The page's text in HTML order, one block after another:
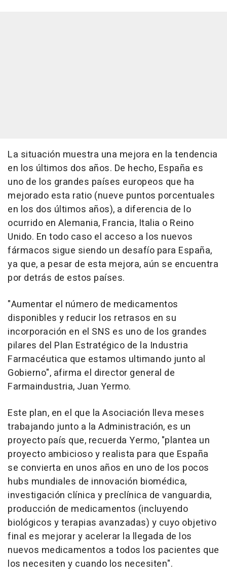
La situación muestra una mejora en la tendencia
en los últimos dos años. De hecho, España es
uno de los grandes países europeos que ha
mejorado esta ratio (nueve puntos porcentuales
en los dos últimos años), a diferencia de lo
ocurrido en Alemania, Francia, Italia o Reino
Unido. En todo caso el acceso a los nuevos
fármacos sigue siendo un desafío para España,
ya que, a pesar de esta mejora, aún se encuentra
por detrás de estos países.
"Aumentar el número de medicamentos
disponibles y reducir los retrasos en su
incorporación en el SNS es uno de los grandes
pilares del Plan Estratégico de la Industria
Farmacéutica que estamos ultimando junto al
Gobierno", afirma el director general de
Farmaindustria, Juan Yermo.
Este plan, en el que la Asociación lleva meses
trabajando junto a la Administración, es un
proyecto país que, recuerda Yermo, "plantea un
proyecto ambicioso y realista para que España
se convierta en unos años en uno de los pocos
hubs mundiales de innovación biomédica,
investigación clínica y preclínica de vanguardia,
producción de medicamentos (incluyendo
biológicos y terapias avanzadas) y cuyo objetivo
final es mejorar y acelerar la llegada de los
nuevos medicamentos a todos los pacientes que
los necesiten y cuando los necesiten".